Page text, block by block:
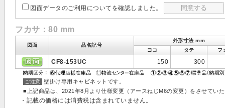
図面データのご利用についてを確認しました。
フカサ：80 mm
図面 品名記号
外形寸法 mm
ヨコ
タテ フ
CF8-153UC 150 300
ご注意
壁掛け専用キャビネットです。
■上記商品は、2021年8月より仕様変更（アースねじM6の変更）をさせてい
・記載の価格には消費税は含まれていません。